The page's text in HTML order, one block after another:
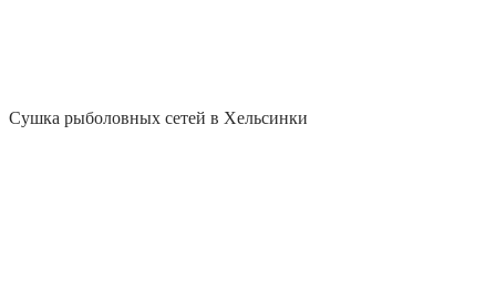
Сушка рыболовных сетей в Хельсинки